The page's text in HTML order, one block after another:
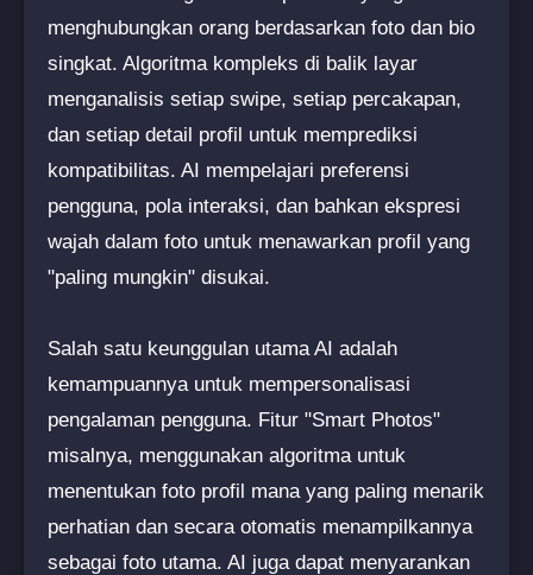
menghubungkan orang berdasarkan foto dan bio
singkat. Algoritma kompleks di balik layar
menganalisis setiap swipe, setiap percakapan,
dan setiap detail profil untuk memprediksi
kompatibilitas. AI mempelajari preferensi
pengguna, pola interaksi, dan bahkan ekspresi
wajah dalam foto untuk menawarkan profil yang
"paling mungkin" disukai.
Salah satu keunggulan utama AI adalah
kemampuannya untuk mempersonalisasi
pengalaman pengguna. Fitur "Smart Photos"
misalnya, menggunakan algoritma untuk
menentukan foto profil mana yang paling menarik
perhatian dan secara otomatis menampilkannya
sebagai foto utama. AI juga dapat menyarankan